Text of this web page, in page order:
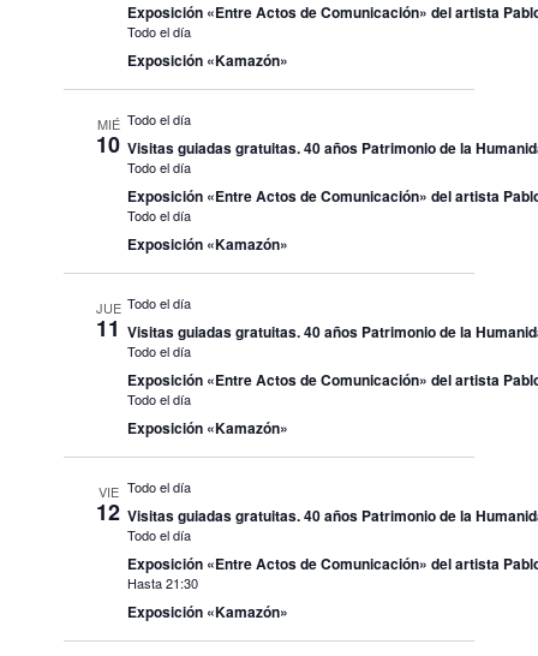
Exposición «Entre Actos de Comunicación» del artista
Todo el día
Exposición «Kamazón»
MIÉ
10
Todo el día
Visitas guiadas gratuitas. 40 años Patrimonio de la
Todo el día
Exposición «Entre Actos de Comunicación» del artista
Todo el día
Exposición «Kamazón»
JUE
11
Todo el día
Visitas guiadas gratuitas. 40 años Patrimonio de la
Todo el día
Exposición «Entre Actos de Comunicación» del artista
Todo el día
Exposición «Kamazón»
VIE
12
Todo el día
Visitas guiadas gratuitas. 40 años Patrimonio de la
Todo el día
Exposición «Entre Actos de Comunicación» del artista
Hasta 21:30
Exposición «Kamazón»